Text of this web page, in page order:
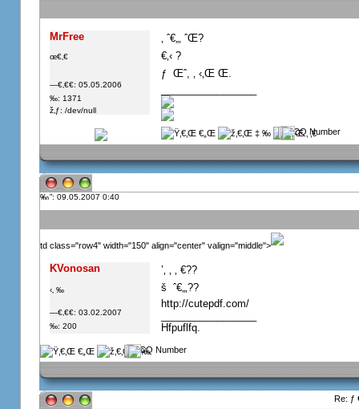
MrFree
œ€‚€
—€‚€€: 05.05.2006
‰: 1371
ž‚ƒ: /dev/null
‚ ˆ€„‚ ˆŒ?
€‚‹ ?
ƒ  Œˆ, ‚ ‹‚Œ Œ.
”: 09.05.2007 0:40
td class="row4" width="150" align="center" valign="middle">
KVonosan
‹‚ ‰
—€‚€€: 03.02.2007
‰: 200
’‚ ‚ ‚ €??
š  ˆ€„‚??
http://cutepdf.com/
Hfpuflfq.
Re: ƒ